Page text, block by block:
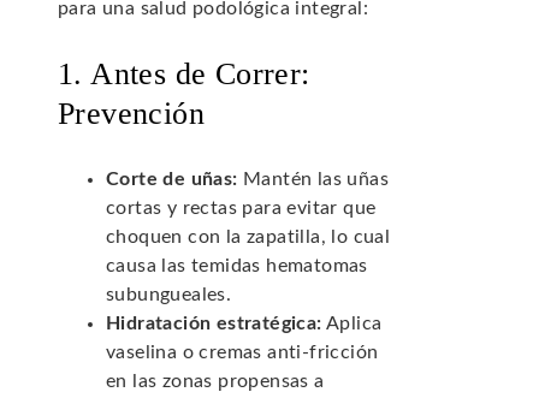
para una salud podológica integral:
1. Antes de Correr:
Prevención
Corte de uñas: Mantén las uñas
cortas y rectas para evitar que
choquen con la zapatilla, lo cual
causa las temidas hematomas
subungueales.
Hidratación estratégica: Aplica
vaselina o cremas anti-fricción
en las zonas propensas a